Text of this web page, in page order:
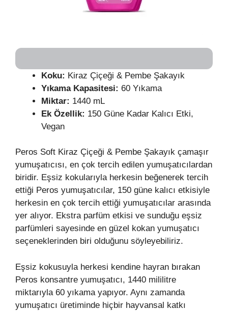
Koku: Kiraz Çiçeği & Pembe Şakayık
Yıkama Kapasitesi: 60 Yıkama
Miktar: 1440 mL
Ek Özellik: 150 Güne Kadar Kalıcı Etki,
Vegan
Peros Soft Kiraz Çiçeği & Pembe Şakayık çamaşır
yumuşatıcısı, en çok tercih edilen yumuşatıcılardan
biridir. Eşsiz kokularıyla herkesin beğenerek tercih
ettiği Peros yumuşatıcılar, 150 güne kalıcı etkisiyle
herkesin en çok tercih ettiği yumuşatıcılar arasında
yer alıyor. Ekstra parfüm etkisi ve sunduğu eşsiz
parfümleri sayesinde en güzel kokan yumuşatıcı
seçeneklerinden biri olduğunu söyleyebiliriz.
Eşsiz kokusuyla herkesi kendine hayran bırakan
Peros konsantre yumuşatıcı, 1440 mililitre
miktarıyla 60 yıkama yapıyor. Aynı zamanda
yumuşatıcı üretiminde hiçbir hayvansal katkı